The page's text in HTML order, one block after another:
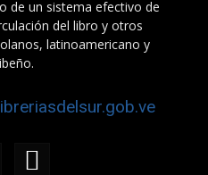
de un sistema efectivo de
del libro y otros
latinoamericano y